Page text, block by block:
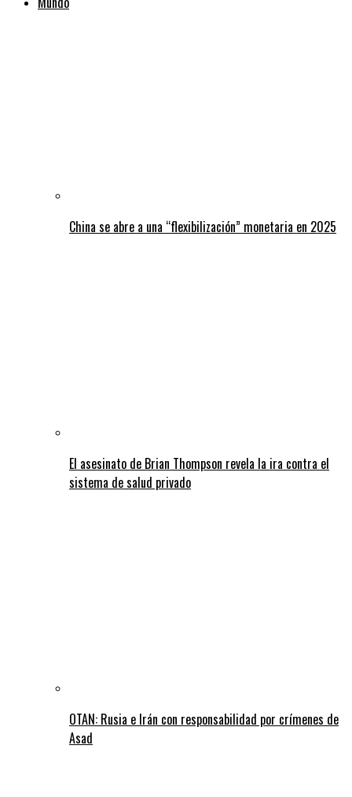
China se abre a una “flexibilización” monetaria en 2025
El asesinato de Brian Thompson revela la ira contra el
sistema de salud privado
OTAN: Rusia e Irán con responsabilidad por crímenes de
Asad